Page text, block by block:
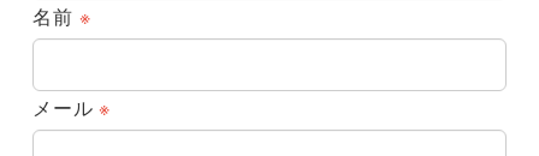
名前 ※
メール※